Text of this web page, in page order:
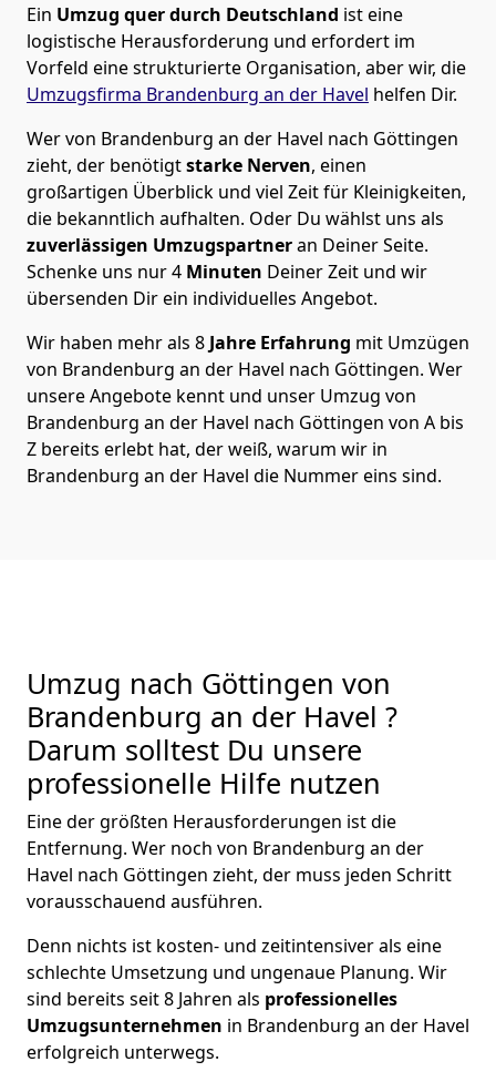
Ein Umzug quer durch Deutschland ist eine
logistische Herausforderung und erfordert im
Vorfeld eine strukturierte Organisation, aber wir, die
Umzugsfirma Brandenburg an der Havel helfen Dir.
Wer von Brandenburg an der Havel nach Göttingen
zieht, der benötigtstarke Nerven, einen
großartigen Überblick und viel Zeit für Kleinigkeiten,
die bekanntlich aufhalten. Oder Du wählst uns als
zuverlässigen Umzugspartneran Deiner Seite.
Schenke uns nur4 Minuten Deiner Zeit und wir
übersenden Dir ein individuelles Angebot.
Wir haben mehr als 8 Jahre Erfahrung mit Umzügen
von Brandenburg an der Havel nach Göttingen. Wer
unsere Angebote kennt und unser Umzug von
Brandenburg an der Havel nach Göttingen von A bis
Z bereits erlebt hat, der weiß, warum wir in
Brandenburg an der Havel die Nummer eins sind.
Umzug nach Göttingen von
Brandenburg an der Havel ?
Darum solltest Du unsere
professionelle Hilfe nutzen
Eine der größten Herausforderungen ist die
Entfernung. Wer noch von Brandenburg an der
Havel nach Göttingen zieht, der muss jeden Schritt
vorausschauend ausführen.
Denn nichts ist kosten- und zeitintensiver als eine
schlechte Umsetzung und ungenaue Planung. Wir
sind bereits seit 8 Jahren als professionelles
Umzugsunternehmen in Brandenburg an der Havel
erfolgreich unterwegs.